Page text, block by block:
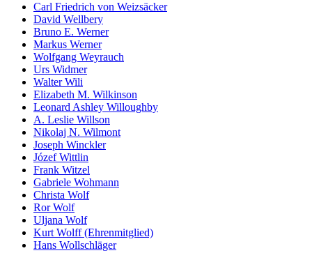
Carl Friedrich von Weizsäcker
David Wellbery
Bruno E. Werner
Markus Werner
Wolfgang Weyrauch
Urs Widmer
Walter Wili
Elizabeth M. Wilkinson
Leonard Ashley Willoughby
A. Leslie Willson
Nikolaj N. Wilmont
Joseph Winckler
Józef Wittlin
Frank Witzel
Gabriele Wohmann
Christa Wolf
Ror Wolf
Uljana Wolf
Kurt Wolff (Ehrenmitglied)
Hans Wollschläger